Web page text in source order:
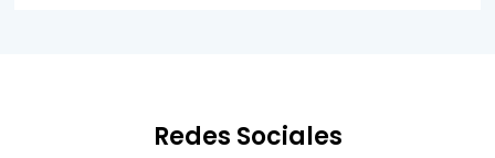
Redes Sociales